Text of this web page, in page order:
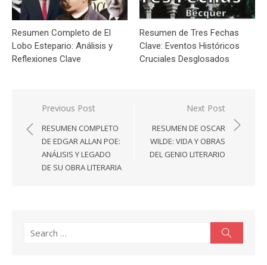
Resumen Completo de El
Lobo Estepario: Análisis y
Reflexiones Clave
Resumen de Tres Fechas
Clave: Eventos Históricos
Cruciales Desglosados
Navegación
de
entradas
Previous Post
RESUMEN COMPLETO
DE EDGAR ALLAN POE:
ANÁLISIS Y LEGADO
DE SU OBRA LITERARIA
Next Post
RESUMEN DE OSCAR
WILDE: VIDA Y OBRAS
DEL GENIO LITERARIO
Search